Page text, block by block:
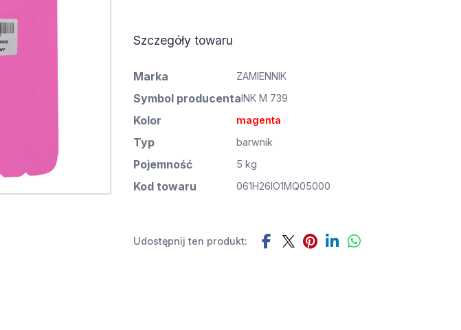
Szczegóły towaru
Marka ZAMIENNIK
Symbol producentaINK M 739
Kolor magenta
Typ barwnik
Pojemność 5 kg
Kod towaru 061H26IO1MQ05000
Udostępnij ten produkt: